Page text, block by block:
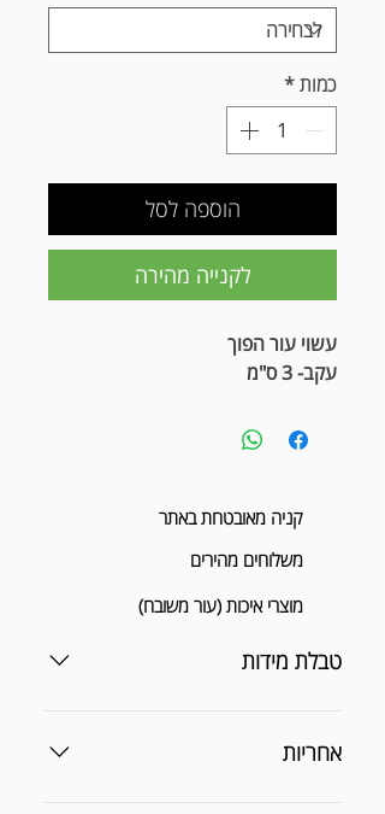
כמות*
הוספה לסל
לקנייה מהירה
עשוי עור הפוך
עקב- 3 ס"מ
קניה מאובטחת באתר
משלוחים מהירים
טבלת מידות
אחריות
מוצרי איכות (עור משובח)